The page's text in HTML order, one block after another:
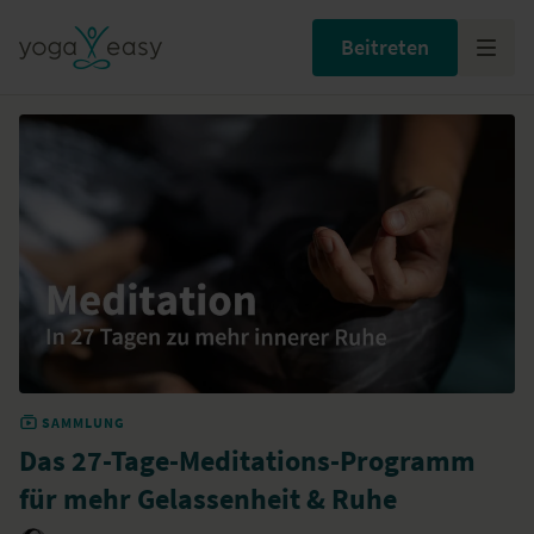
Beitreten
SAMMLUNG
Das 27-Tage-Meditations-Programm
für mehr Gelassenheit & Ruhe